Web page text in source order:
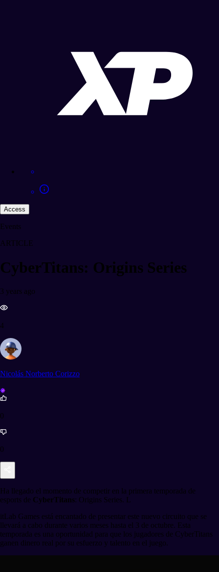
Access
Events
ARTICLE
CyberTitans: Origins Series
3 years ago
4
Nicolás Norberto Corizzo
0
0
Ha llegado el momento de competir en la primera temporada de
esports de CyberTitans: Origins Series. L
itLab Games está encantado de presentar este nuevo circuito que se
llevará a cabo durante varios meses hasta el 3 de octubre. Esta
temporada es una oportunidad para que los jugadores de CyberTitans
ganen dinero real por su esfuerzo y talento en el juego.